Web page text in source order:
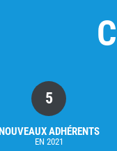
5
ADHÉRENTS
EN 2021